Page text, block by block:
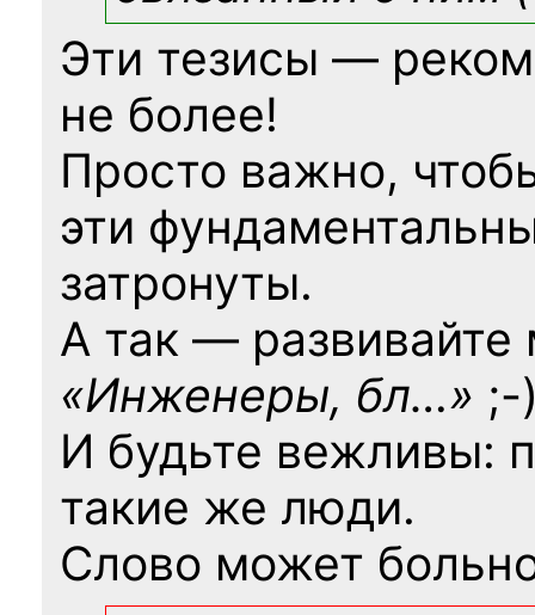
Эти тезисы —
не более!
Просто важно,
эти
затронуты.
А так — развивайте
«Инженеры, бл…» ;-
И будьте вежливы:
такие же люди.
Слово может